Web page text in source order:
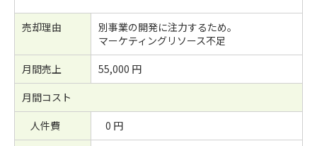
売却理由
別事業の開発に注力するため。
マーケティングリソース不足
月間売上
55,000 円
月間コスト
人件費
0 円